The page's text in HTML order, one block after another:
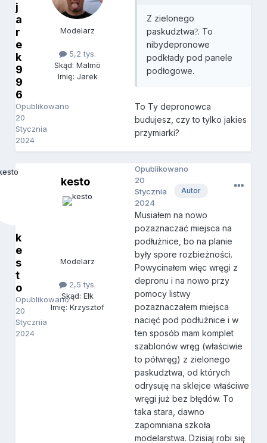
j
a
r
e
k
9
9
6
Opublikowano
20
Stycznia
2024
Modelarz
5,2 tys.
Skąd: Malmö
Imię: Jarek
Z zielonego
paskudztwa?. To
nibydepronowe
podkłady pod panele
podłogowe.
To Ty depronowca
budujesz, czy to tylko jakies
przymiarki?
k
e
s
t
o
Opublikowano
20
Stycznia
2024
kesto
Modelarz
2,5 tys.
Skąd: Ełk
Imię: Krzysztof
Autor
Opublikowano
20
Stycznia
2024
Musiałem na nowo
pozaznaczać miejsca na
podłużnice, bo na planie
były spore rozbieżności.
Powycinałem więc wręgi z
depronu i na nowo przy
pomocy listwy
pozaznaczałem miejsca
nacięć pod podłużnice i w
ten sposób mam komplet
szablonów wręg (właściwie
to półwręg) z zielonego
paskudztwa, od których
odrysuję na sklejce właściwe
wręgi już bez błędów. To
taka stara, dawno
zapomniana szkoła
modelarstwa. Dzisiaj robi się